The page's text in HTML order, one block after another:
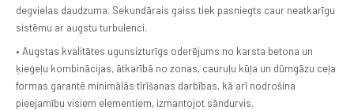
degvielas daudzuma. Sekundārais gaiss tiek pasniegts caur neatkarīgu
sistēmu ar augstu turbulenci.
• Augstas kvalitātes ugunsizturīgs oderējums no karsta betona un
ķieģeļu kombinācijas, ātkarībā no zonas, cauruļu kūļa un dūmgāzu ceļa
formas garantē minimālās tīrīšanas darbības, kā arī nodrošina
pieejamību visiem elementiem, izmantojot sāndurvis.